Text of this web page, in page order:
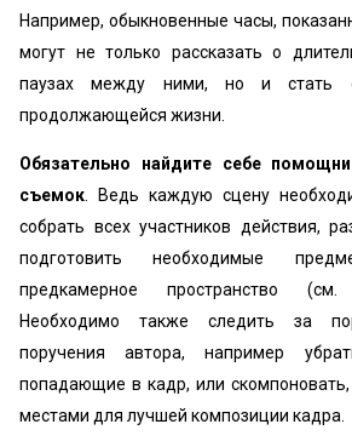
Например, обыкновенные часы,
могут не только рассказать о
паузах между ними, но и стать
продолжающейся жизни.
Обязательно найдите себе
съемок . Ведь каждую сцену
собрать всех участников действия,
подготовить необходимые
предкамерное пространство
Необходимо также следить за
поручения автора, например
попадающие в кадр, или
местами для лучшей композиции кадра.